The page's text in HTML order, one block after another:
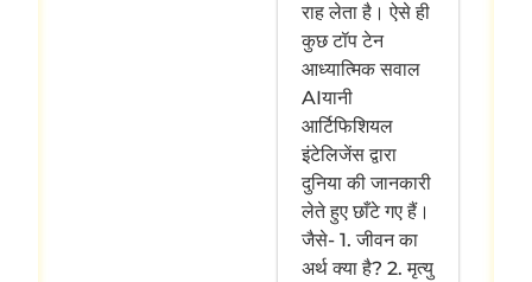
राह लेता है। ऐसे ही
कुछ टॉप टेन
आध्यात्मिक सवाल
AIयानी
आर्टिफिशियल
इंटेलिजेंस द्वारा
दुनिया की जानकारी
लेते हुए छाँटे गए हैं।
जैसे- 1. जीवन का
अर्थ क्या है? 2. मृत्यु